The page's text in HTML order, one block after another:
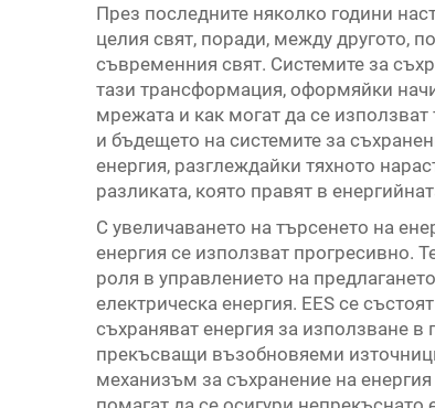
През последните няколко години
целия свят, поради, между другото,
съвременния свят. Системите за
тази трансформация, оформяйки
мрежата и как могат да се
и бъдещето на системите за
енергия, разглеждайки тяхното
разликата, която правят в
С увеличаването на търсенето на
енергия се използват прогресивно.
роля в управлението на
електрическа енергия. EES се
съхраняват енергия за използване
прекъсващи възобновяеми
механизъм за съхранение на